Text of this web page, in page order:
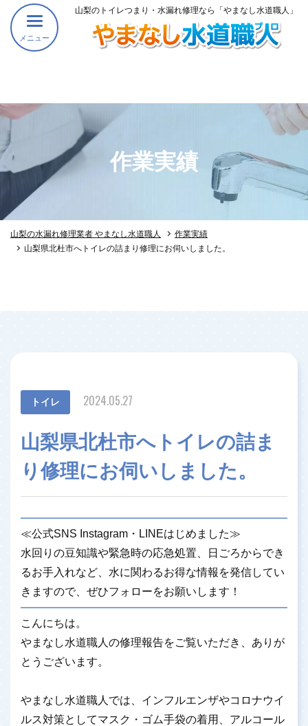
メニュー
山梨のトイレつまり・水漏れ修理なら「やまなし水道職人」
作業実績
山梨の水漏れ修理業者 やまなし水道職人
作業実績
山梨県北杜市へトイレの詰まり修理にお伺いしました。
トイレ 2024.05.27
山梨県北杜市へトイレの詰ま
り修理にお伺いしました。
≪公式SNS Instagram・LINEはじめました≫
水回りの豆知識や緊急時の応急処置、日ごろからでき
るお手入れなど、水に関わるお得な情報を発信してい
きますので、ぜひフォローをお願いします！
こんにちは。
やまなし水道職人の修理報告をご覧いただき、ありが
とうございます。
やまなし水道職人では、インフルエンザやコロナウイ
ルス対策としてマスク・ゴム手袋の着用、アルコール